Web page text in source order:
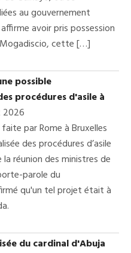
au gouvernement
avoir pris possession
cette […]
possible
procédures d'asile à
par Rome à Bruxelles
des procédures d’asile
réunion des ministres de
parole du
qu'un tel projet était à
du cardinal d'Abuja